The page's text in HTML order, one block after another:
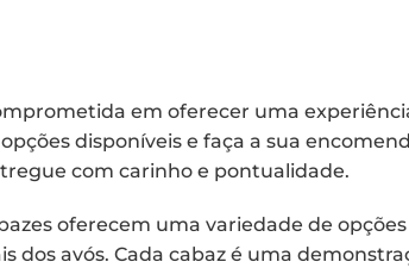
em oferecer uma
disponíveis e faça a sua
com carinho e pontualidade.
oferecem uma variedade de
dos avós. Cada cabaz é uma